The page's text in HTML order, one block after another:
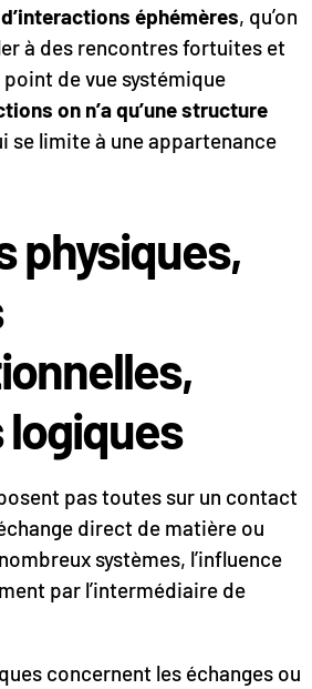
éphémères, qu’on
à des rencontres fortuites et
point de vue systémique
on n’a qu’une structure
se limite à une appartenance
physiques,
pas toutes sur un contact
direct de matière ou
systèmes, l’influence
par l’intermédiaire de
concernent les échanges ou